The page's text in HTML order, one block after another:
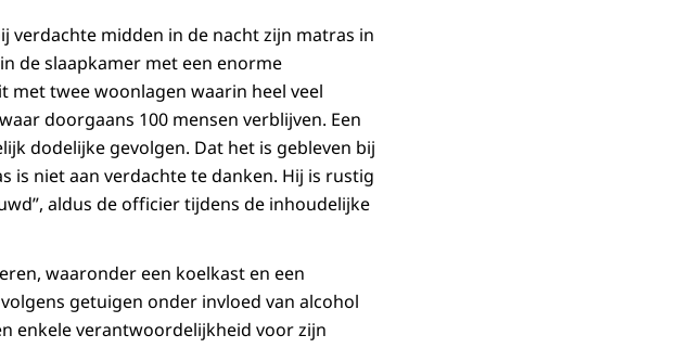
verdachte midden in de nacht zijn matras in
de slaapkamer met een enorme
twee woonlagen waarin heel veel
doorgaans 100 mensen verblijven. Een
dodelijke gevolgen. Dat het is gebleven bij
is niet aan verdachte te danken. Hij is rustig
aldus de officier tijdens de inhoudelijke
waaronder een koelkast en een
getuigen onder invloed van alcohol
enkele verantwoordelijkheid voor zijn